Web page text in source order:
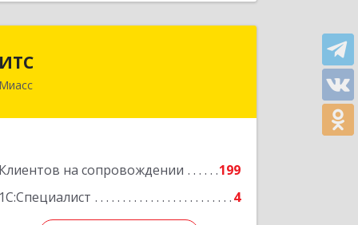
ИТС
Миасс
Клиентов на сопровождении
199
1С:Специалист
4
456300, Челябинская обл, Миасс г,